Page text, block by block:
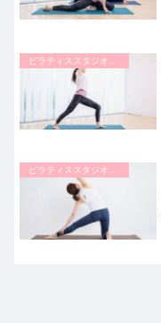
ピラティススタジオの選び方